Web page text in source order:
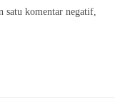
satu komentar negatif,